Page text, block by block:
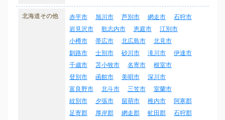
北海道その他 赤平市 旭川市 芦別市 網走市
石狩市
岩見沢市
歌志内市 恵庭市
江別市
小樽市
帯広市 北広島市
北見市
釧路市
士別市 砂川市 滝川市
伊達市
千歳市
苫小牧市 名寄市
根室市
登別市
函館市 美唄市
深川市
富良野市
北斗市 三笠市
室蘭市
紋別市
夕張市 留萌市 稚内市
阿寒郡
足寄郡
厚岸郡 網走郡 虻田郡
石狩郡